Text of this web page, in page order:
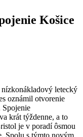
Košice
letecký
oznámil otvorenie
Spojenie
krát týždenne, a to
je v poradí ôsmou